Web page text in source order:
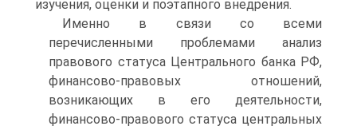
изучения, оценки и поэтапного внедрения.
Именно в связи со всеми
перечисленными проблемами анализ
правового статуса Центрального банка РФ,
финансово-правовых отношений,
возникающих в его деятельности,
финансово-правового статуса центральных